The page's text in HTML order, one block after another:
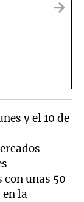
y el 10 de
unas 50
la